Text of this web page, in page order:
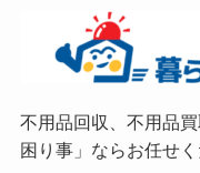
不用品回収、不用品
困り事」ならお任せく